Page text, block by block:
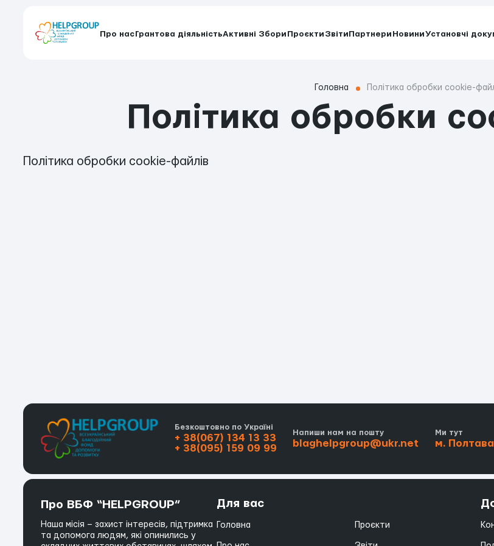
Про нас Грантова діяльністьАктивні Збори Проєкти Звіти Партнери НовиниУстановчі
Головна Політика обробки cookie-
Політика обробки
Політика обробки cookie-файлів
Безкоштовно по Україні
+ 38(067) 134 13 33
+ 38(095) 159 09 99
Напиши нам на пошту
blaghelpgroup@ukr.net
Ми тут
м.
Про ВБФ “HELPGROUP”
Наша місія – захист інтересів, підтримка
та допомога людям, які опинились у
Для вас
Головна Проєкти